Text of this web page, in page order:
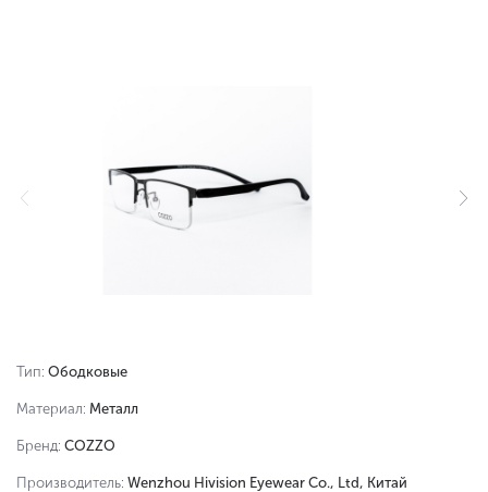
Тип: Ободковые
Материал: Металл
Бренд: COZZO
Производитель: Wenzhou Hivision Eyewear Co., Ltd, Китай